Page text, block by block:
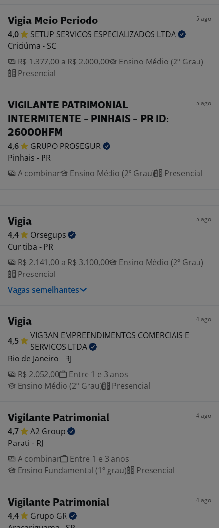
Vigia Meio Periodo 5 ago
4,0 SETUP SERVICOS ESPECIALIZADOS LTDA
Criciúma - SC
R$ 1.377,00 a R$ 2.000,00
Ensino Médio (2º Grau)
Presencial
VIGILANTE PATRIMONIAL
INTERMITENTE - PINHAIS - PR ID:
26000HFM
5 ago
4,6 GRUPO PROSEGUR
Pinhais - PR
A combinar
Ensino Médio (2º Grau) Presencial
Vigia 5 ago
4,4
Orsegups
Curitiba - PR
R$ 2.141,00 a R$ 3.100,00
Ensino Médio (2º Grau)
Presencial
Vagas semelhantes
Vigia 4 ago
4,5
VIGBAN EMPREENDIMENTOS COMERCIAIS E
SERVICOS LTDA
Rio de Janeiro - RJ
R$ 2.052,00
Entre 1 e 3 anos
Ensino Médio (2º Grau)
Presencial
Vigilante Patrimonial 4 ago
4,7 A2 Group
Parati - RJ
A combinar
Entre 1 e 3 anos
Ensino Fundamental (1º grau)
Presencial
Vigilante Patrimonial 4 ago
4,4 Grupo GR